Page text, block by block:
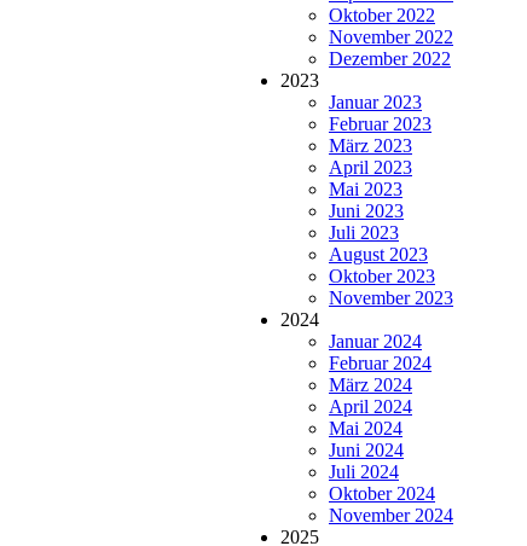
Oktober 2022
November 2022
Dezember 2022
2023
Januar 2023
Februar 2023
März 2023
April 2023
Mai 2023
Juni 2023
Juli 2023
August 2023
Oktober 2023
November 2023
2024
Januar 2024
Februar 2024
März 2024
April 2024
Mai 2024
Juni 2024
Juli 2024
Oktober 2024
November 2024
2025